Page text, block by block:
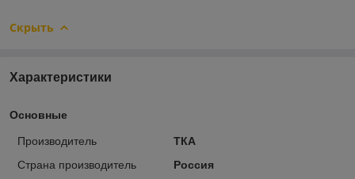
Скрыть
Характеристики
Основные
Производитель
ТКА
Страна производитель
Россия